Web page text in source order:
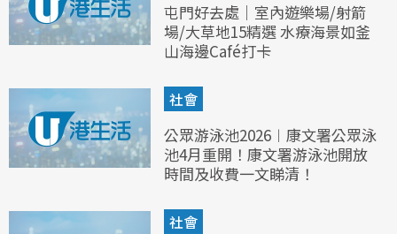
屯門好去處｜室內遊樂場/射箭
場/大草地15精選 水療海景如釜
山海邊Café打卡
社會
公眾游泳池2026︱康文署公眾泳
池4月重開！康文署游泳池開放
時間及收費一文睇清！
社會